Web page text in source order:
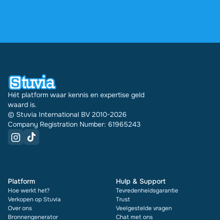
Hét platform waar kennis en expertise geld
waard is.
© Stuvia International BV 2010-2026
Company Registration Number: 61965243
Platform
Hoe werkt het?
Verkopen op Stuvia
Over ons
Bronnengenerator
Hulp & Support
Tevredenheidsgarantie
Trust
Veelgestelde vragen
Chat met ons